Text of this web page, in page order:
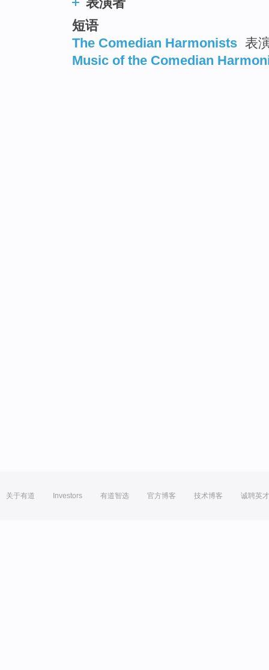
短语
The Comedian Harmonists 表
Music of the Comedian
关于有道 Investors 有道智选 官方博客 技术博客 诚聘英才